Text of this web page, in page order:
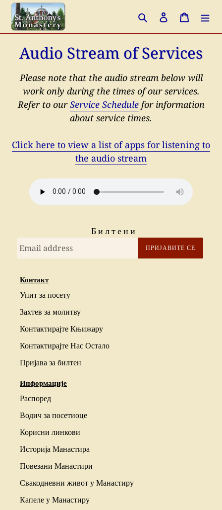
Skip
content
Search Log in Cart
Audio Stream of Services
Please note that the audio stream below will
work only during the times of our services.
Refer to ourService Schedulefor information
about service times.
Click here to view a list of apps for listening to
the audio stream
Билтени
ПРИЈАВИТЕ СЕ
Контакт
Упит за посету
Захтев за молитву
Контактирајте Књижару
Контактирајте Нас Остало
Пријава за билтен
Информације
Распоред
Водич за посетиоце
Корисни линкови
Историја Манастира
Повезани Манастири
Свакодневни живот у Манастиру
Капеле у Манастиру